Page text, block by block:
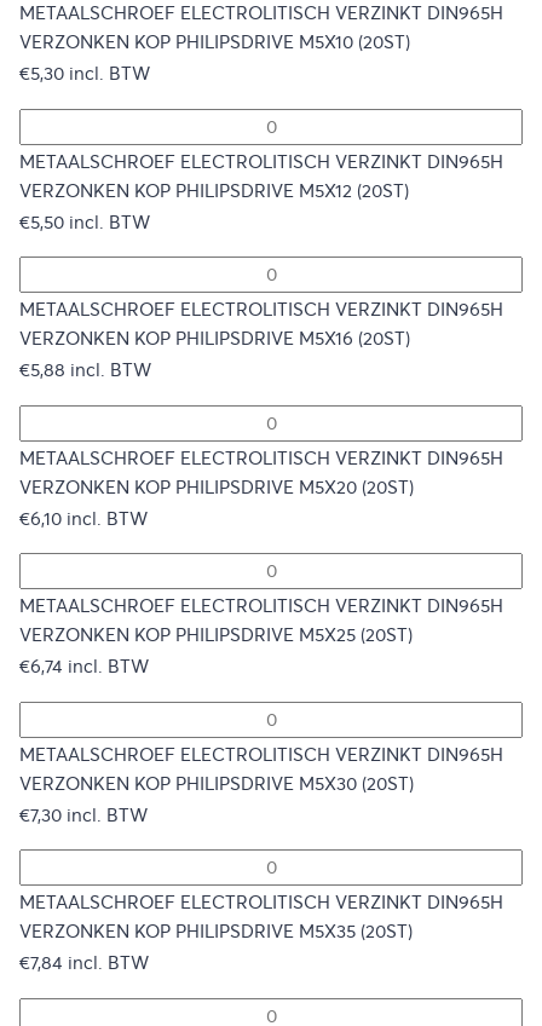
METAALSCHROEF ELECTROLITISCH VERZINKT DIN965H
VERZONKEN KOP PHILIPSDRIVE M5X10 (20ST)
€5,30 incl. BTW
METAALSCHROEF ELECTROLITISCH VERZINKT DIN965H
VERZONKEN KOP PHILIPSDRIVE M5X12 (20ST)
€5,50 incl. BTW
METAALSCHROEF ELECTROLITISCH VERZINKT DIN965H
VERZONKEN KOP PHILIPSDRIVE M5X16 (20ST)
€5,88 incl. BTW
METAALSCHROEF ELECTROLITISCH VERZINKT DIN965H
VERZONKEN KOP PHILIPSDRIVE M5X20 (20ST)
€6,10 incl. BTW
METAALSCHROEF ELECTROLITISCH VERZINKT DIN965H
VERZONKEN KOP PHILIPSDRIVE M5X25 (20ST)
€6,74 incl. BTW
METAALSCHROEF ELECTROLITISCH VERZINKT DIN965H
VERZONKEN KOP PHILIPSDRIVE M5X30 (20ST)
€7,30 incl. BTW
METAALSCHROEF ELECTROLITISCH VERZINKT DIN965H
VERZONKEN KOP PHILIPSDRIVE M5X35 (20ST)
€7,84 incl. BTW